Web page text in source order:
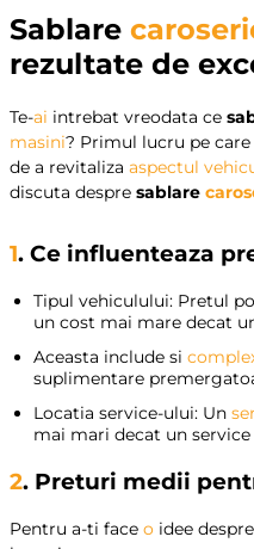
Sablare
rezultate de
Te-ai intrebat vreodata ce
masini? Primul lucru pe
de a revitalizaaspectul
discuta despresablare
1. Ce influenteaza
Tipul vehiculului: Pretul
un cost mai mare decat
Aceasta include si
suplimentare
Locatia service-ului: Un
mai mari decat un
2. Preturi medii
Pentru a-ti faceo idee